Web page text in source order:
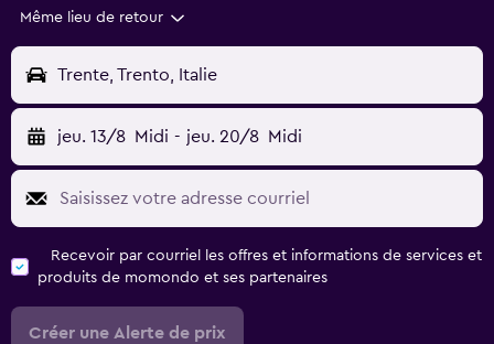
Même lieu de retour
Trente, Trento, Italie
jeu. 13/8 Midi - jeu. 20/8 Midi
Recevoir par courriel les offres et informations de services et
produits de momondo et ses partenaires
Créer une Alerte de prix